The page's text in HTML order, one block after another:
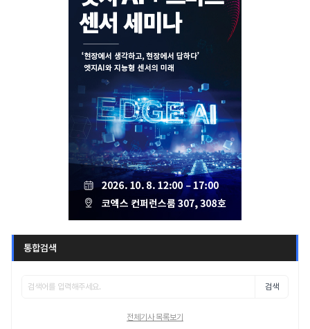
통합검색
검색
전체기사 목록보기